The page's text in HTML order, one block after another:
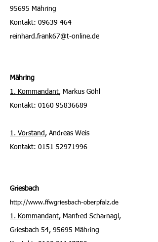
95695 Mähring
Kontakt: 09639 464
reinhard.frank67@t-online.de
Mähring
1. Kommandant, Markus Göhl
Kontakt: 0160 95836689
1. Vorstand , Andreas Weis
Kontakt: 0151 52971996
Griesbach
http://www.ffwgriesbach-oberpfalz.de
1. Kommandant, Manfred Scharnagl,
Griesbach 54, 95695 Mähring